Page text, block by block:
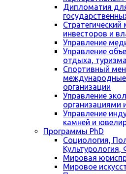
Дипломатия
инвесторов и
Управление
Управление
отдыха,
Спортивный
организации
Управление
организациями
Управление
камней и
Программы PhD
Социология,
Мировая
Мировое